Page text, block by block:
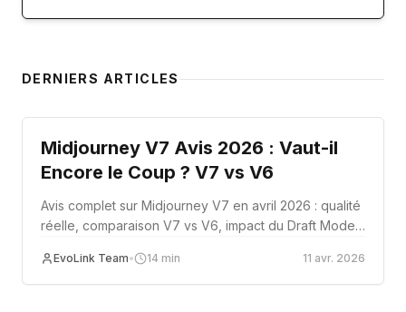
DERNIERS ARTICLES
Midjourney V7 Avis 2026 : Vaut-il
Encore le Coup ? V7 vs V6
Avis complet sur Midjourney V7 en avril 2026 : qualité
réelle, comparaison V7 vs V6, impact du Draft Mode
reste pertinent.
EvoLink Team• 14 min 11 avr. 2026